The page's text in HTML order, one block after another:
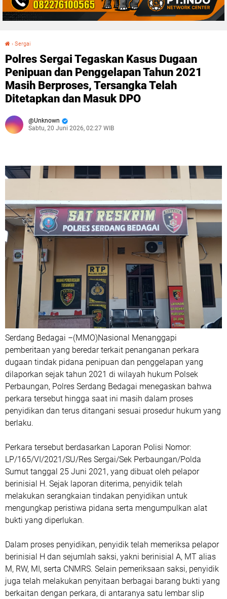
› Sergai
Polres Sergai Tegaskan Kasus Dugaan
Penipuan dan Penggelapan Tahun 2021
Masih Berproses, Tersangka Telah
Ditetapkan dan Masuk DPO
Unknown
Sabtu, 20 Juni 2026, 02:27 WIB
Serdang Bedagai –(MMO)Nasional Menanggapi
pemberitaan yang beredar terkait penanganan perkara
dugaan tindak pidana penipuan dan penggelapan yang
dilaporkan sejak tahun 2021 di wilayah hukum Polsek
Perbaungan, Polres Serdang Bedagai menegaskan bahwa
perkara tersebut hingga saat ini masih dalam proses
penyidikan dan terus ditangani sesuai prosedur hukum yang
berlaku.
Perkara tersebut berdasarkan Laporan Polisi Nomor:
LP/165/VI/2021/SU/Res Sergai/Sek Perbaungan/Polda
Sumut tanggal 25 Juni 2021, yang dibuat oleh pelapor
berinisial H. Sejak laporan diterima, penyidik telah
melakukan serangkaian tindakan penyidikan untuk
mengungkap peristiwa pidana serta mengumpulkan alat
bukti yang diperlukan.
Dalam proses penyidikan, penyidik telah memeriksa pelapor
berinisial H dan sejumlah saksi, yakni berinisial A, MT alias
M, RW, MI, serta CNMRS. Selain pemeriksaan saksi, penyidik
juga telah melakukan penyitaan berbagai barang bukti yang
berkaitan dengan perkara, di antaranya satu lembar slip